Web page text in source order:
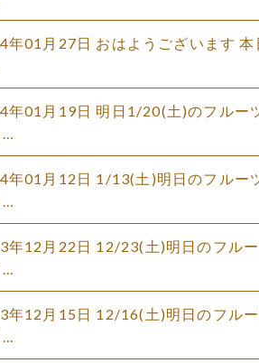
年01月27日 おはようございます️
年01月19日 明日1/20(土)のフルー
…
年01月12日 1/13(土)明日のフルー
…
年12月22日 12/23(土)明日のフル
…
年12月15日 12/16(土)明日のフル
…